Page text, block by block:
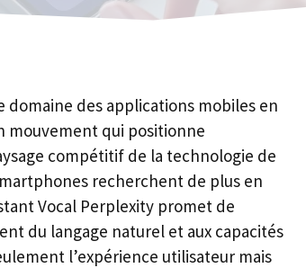
domaine des applications mobiles en
mouvement qui positionne
compétitif de la technologie de
recherchent de plus en
Vocal Perplexity promet de
du langage naturel et aux capacités
l’expérience utilisateur mais